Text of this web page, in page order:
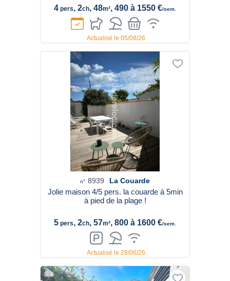
4 pers, 2ch, 48m², 490 à 1550 €/sem.
Actualisé le 05/08/26
n° 8939 La Couarde
Jolie maison 4/5 pers. la couarde à 5min
à pied de la plage !
5 pers, 2ch, 57m², 800 à 1600 €/sem.
Actualisé le 28/06/26